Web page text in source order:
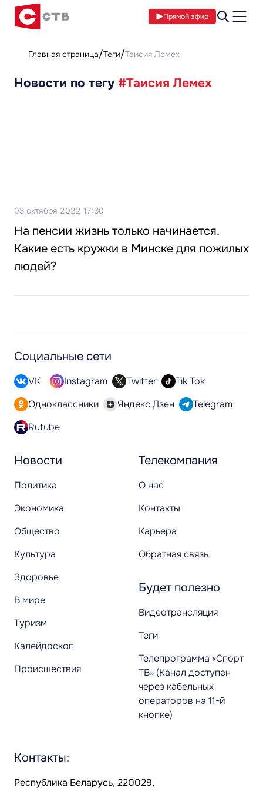
Прямой эфир
Главная страница Теги Таисия Лемех
Новости по тегу #Таисия Лемех
03 октября 2022 17:30
На пенсии жизнь только начинается.
Какие есть кружки в Минске для пожилых
людей?
Новости
Политика
Экономика
Общество
Культура
Здоровье
В мире
Туризм
Калейдоскоп
Происшествия
Телекомпания
О нас
Контакты
Карьера
Обратная связь
Будет полезно
Видеотрансляция
Теги
Телепрограмма «Спорт
ТВ» (Канал доступен
через кабельных
операторов на 11-й
кнопке)
Социальные сети
VK Instagram Twitter
Tik Tok
Одноклассники
Яндекс.Дзен
Telegram
Rutube
Контакты:
Республика Беларусь, 220029,